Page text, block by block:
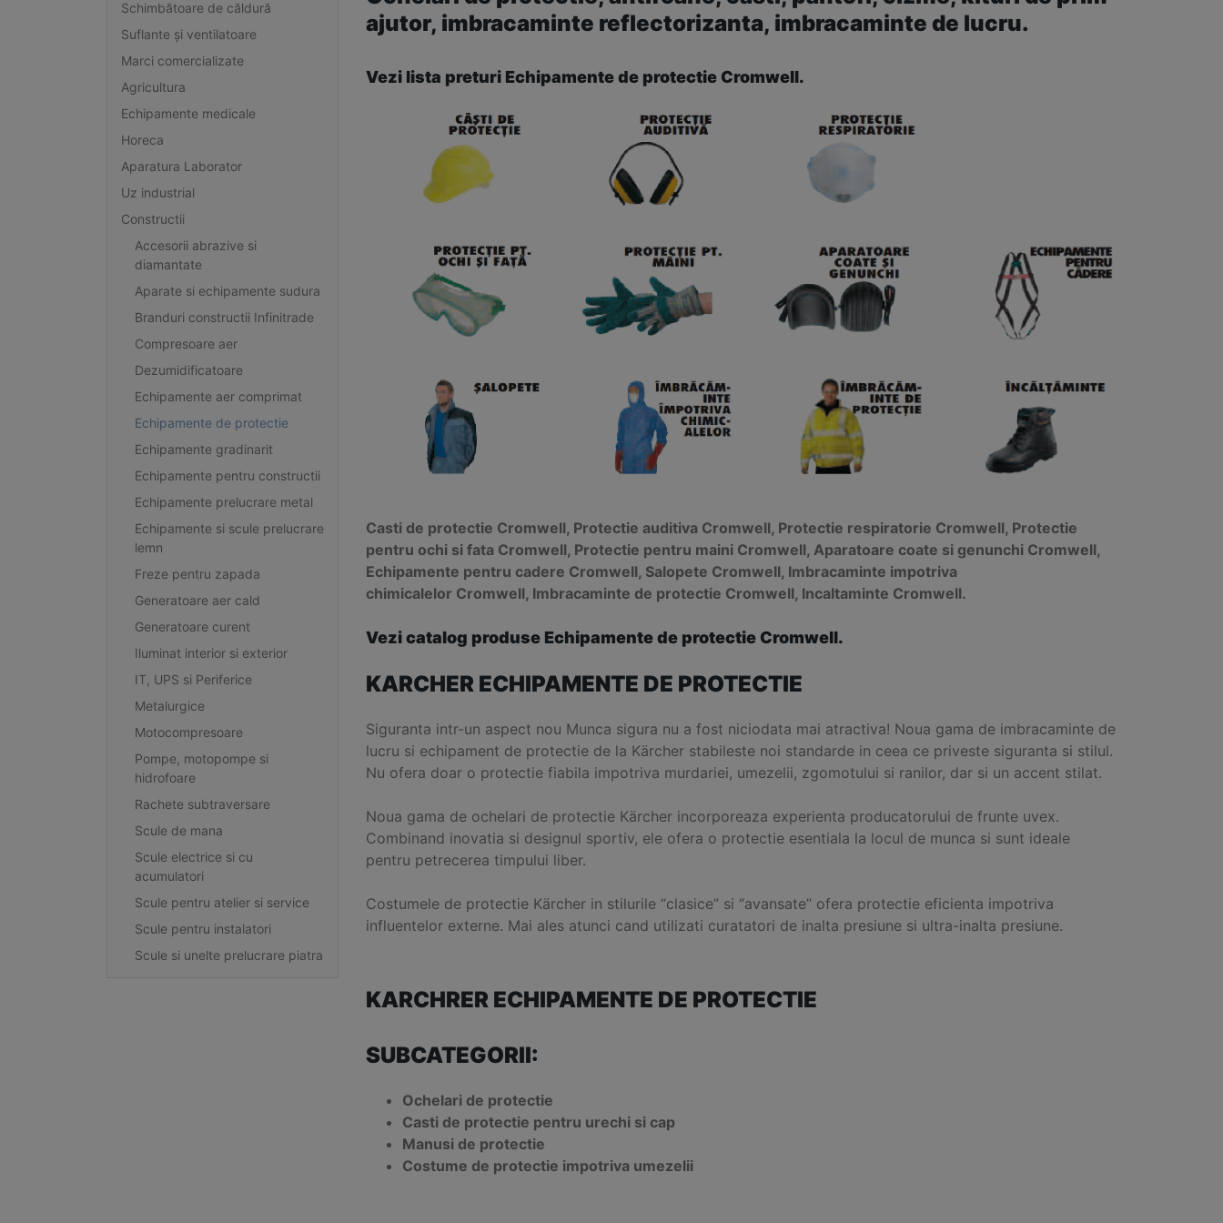
Schimbătoare de căldură
Suflante și ventilatoare
Marci comercializate
Agricultura
Echipamente medicale
Horeca
Aparatura Laborator
Uz industrial
Constructii
Accesorii abrazive si
diamantate
Aparate si echipamente sudura
Branduri constructii Infinitrade
Compresoare aer
Dezumidificatoare
Echipamente aer comprimat
Echipamente de protectie
Echipamente gradinarit
Echipamente pentru constructii
Echipamente prelucrare metal
Echipamente si scule prelucrare
lemn
Freze pentru zapada
Generatoare aer cald
Generatoare curent
Iluminat interior si exterior
IT, UPS si Periferice
Metalurgice
Motocompresoare
Pompe, motopompe si
hidrofoare
Rachete subtraversare
Scule de mana
Scule electrice si cu
acumulatori
Scule pentru atelier si service
Scule pentru instalatori
Scule si unelte prelucrare piatra
ajutor, imbracaminte reflectorizanta, imbracaminte de lucru.
Vezi lista preturi Echipamente de protectie Cromwell.
Casti de protectie Cromwell, Protectie auditiva Cromwell, Protectie respiratorie Cromwell, Protectie
pentru ochi si fata Cromwell, Protectie pentru maini Cromwell, Aparatoare coate si genunchi Cromwell,
Echipamente pentru cadere Cromwell, Salopete Cromwell, Imbracaminte impotriva
chimicalelor Cromwell, Imbracaminte de protectie Cromwell, Incaltaminte Cromwell.
Vezi catalog produse Echipamente de protectie Cromwell.
KARCHER ECHIPAMENTE DE PROTECTIE
Siguranta intr-un aspect nou Munca sigura nu a fost niciodata mai atractiva! Noua gama de imbracaminte de
lucru si echipament de protectie de la Kärcher stabileste noi standarde in ceea ce priveste siguranta si stilul.
Nu ofera doar o protectie fiabila impotriva murdariei, umezelii, zgomotului si ranilor, dar si un accent stilat.
Noua gama de ochelari de protectie Kärcher incorporeaza experienta producatorului de frunte uvex.
Combinand inovatia si designul sportiv, ele ofera o protectie esentiala la locul de munca si sunt ideale
pentru petrecerea timpului liber.
Costumele de protectie Kärcher in stilurile “clasice” si “avansate” ofera protectie eficienta impotriva
influentelor externe. Mai ales atunci cand utilizati curatatori de inalta presiune si ultra-inalta presiune.
KARCHRER ECHIPAMENTE DE PROTECTIE
SUBCATEGORII:
Ochelari de protectie
Casti de protectie pentru urechi si cap
Manusi de protectie
Costume de protectie impotriva umezelii